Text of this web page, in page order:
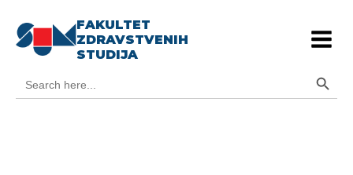
FAKULTET
ZDRAVSTVENIH
STUDIJA
for: